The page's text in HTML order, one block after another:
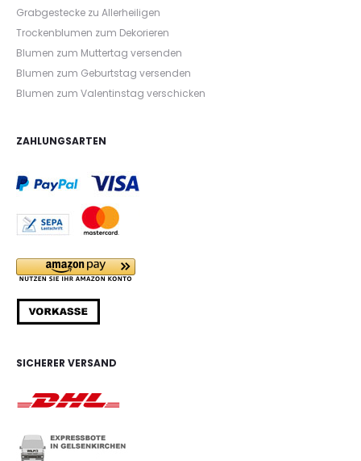
Grabgestecke zu Allerheiligen
Trockenblumen zum Dekorieren
Blumen zum Muttertag versenden
Blumen zum Geburtstag versenden
Blumen zum Valentinstag verschicken
ZAHLUNGSARTEN
SICHERER VERSAND